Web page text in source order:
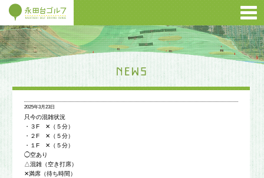
2025年3月23日
只今の混雑状況
・３F ✕（５分）
・２F ✕（５分）
・１F ✕（５分）
◯空あり
△混雑（空き打席）
✕満席（待ち時間）